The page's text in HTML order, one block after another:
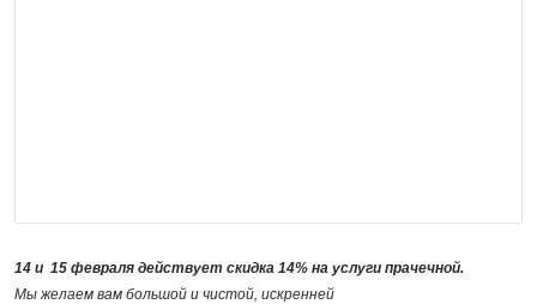
14 и 15 февраля действует скидка 14%на услуги прачечной.
Мы желаем вам большой и чистой, искренней